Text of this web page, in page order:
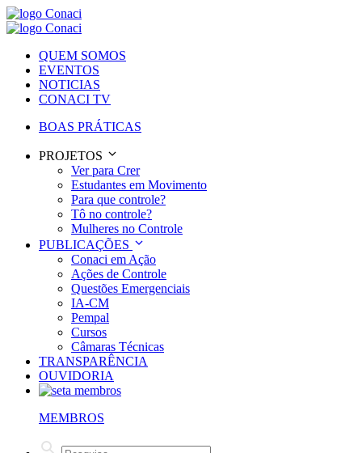
QUEM SOMOS
EVENTOS
NOTICIAS
CONACI TV
BOAS PRÁTICAS
PROJETOS
Ver para Crer
Estudantes em Movimento
Para que controle?
Tô no controle?
Mulheres no Controle
PUBLICAÇÕES
Conaci em Ação
Ações de Controle
Questões Emergenciais
IA-CM
Pempal
Cursos
Câmaras Técnicas
TRANSPARÊNCIA
OUVIDORIA
MEMBROS